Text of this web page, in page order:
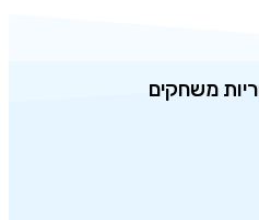
משחקים